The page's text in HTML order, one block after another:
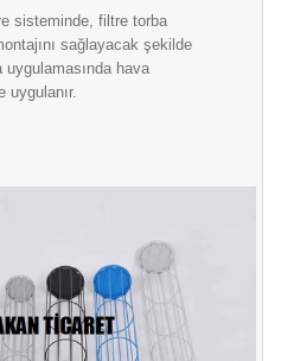
sisteminde, filtre torba
sağlayacak şekilde
uygulamasında hava
uygulanır.